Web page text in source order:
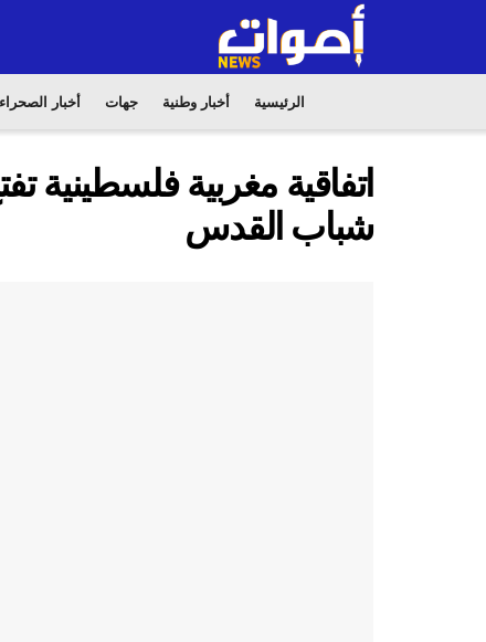
الرئيسية أخبار وطنية جهات أخبار الصحراء
اتفاقية مغربية فلسطينية
شباب القدس